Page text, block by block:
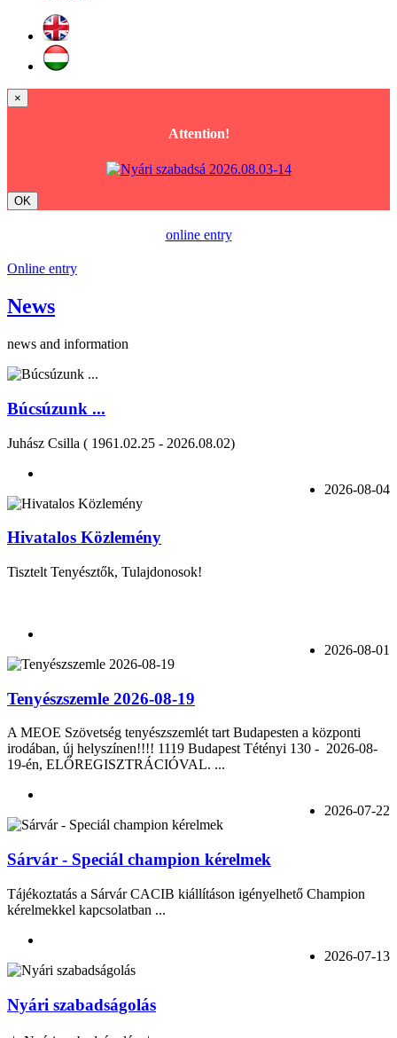
×
Attention!
OK
online entry
Online entry
News
news and information
Búcsúzunk ...
Juhász Csilla ( 1961.02.25 - 2026.08.02)
2026-08-04
Hivatalos Közlemény
Tisztelt Tenyésztők, Tulajdonosok!
2026-08-01
Tenyészszemle 2026-08-19
A MEOE Szövetség tenyészszemlét tart Budapesten a központi
irodában, új helyszínen!!!! 1119 Budapest Tétényi 130 - 2026-08-
19-én, ELŐREGISZTRÁCIÓVAL. ...
2026-07-22
Sárvár - Speciál champion kérelmek
Tájékoztatás a Sárvár CACIB kiállításon igényelhető Champion
kérelmekkel kapcsolatban ...
2026-07-13
Nyári szabadságolás